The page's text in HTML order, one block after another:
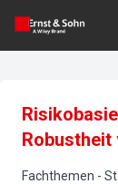
Robustheit
Fachthemen -